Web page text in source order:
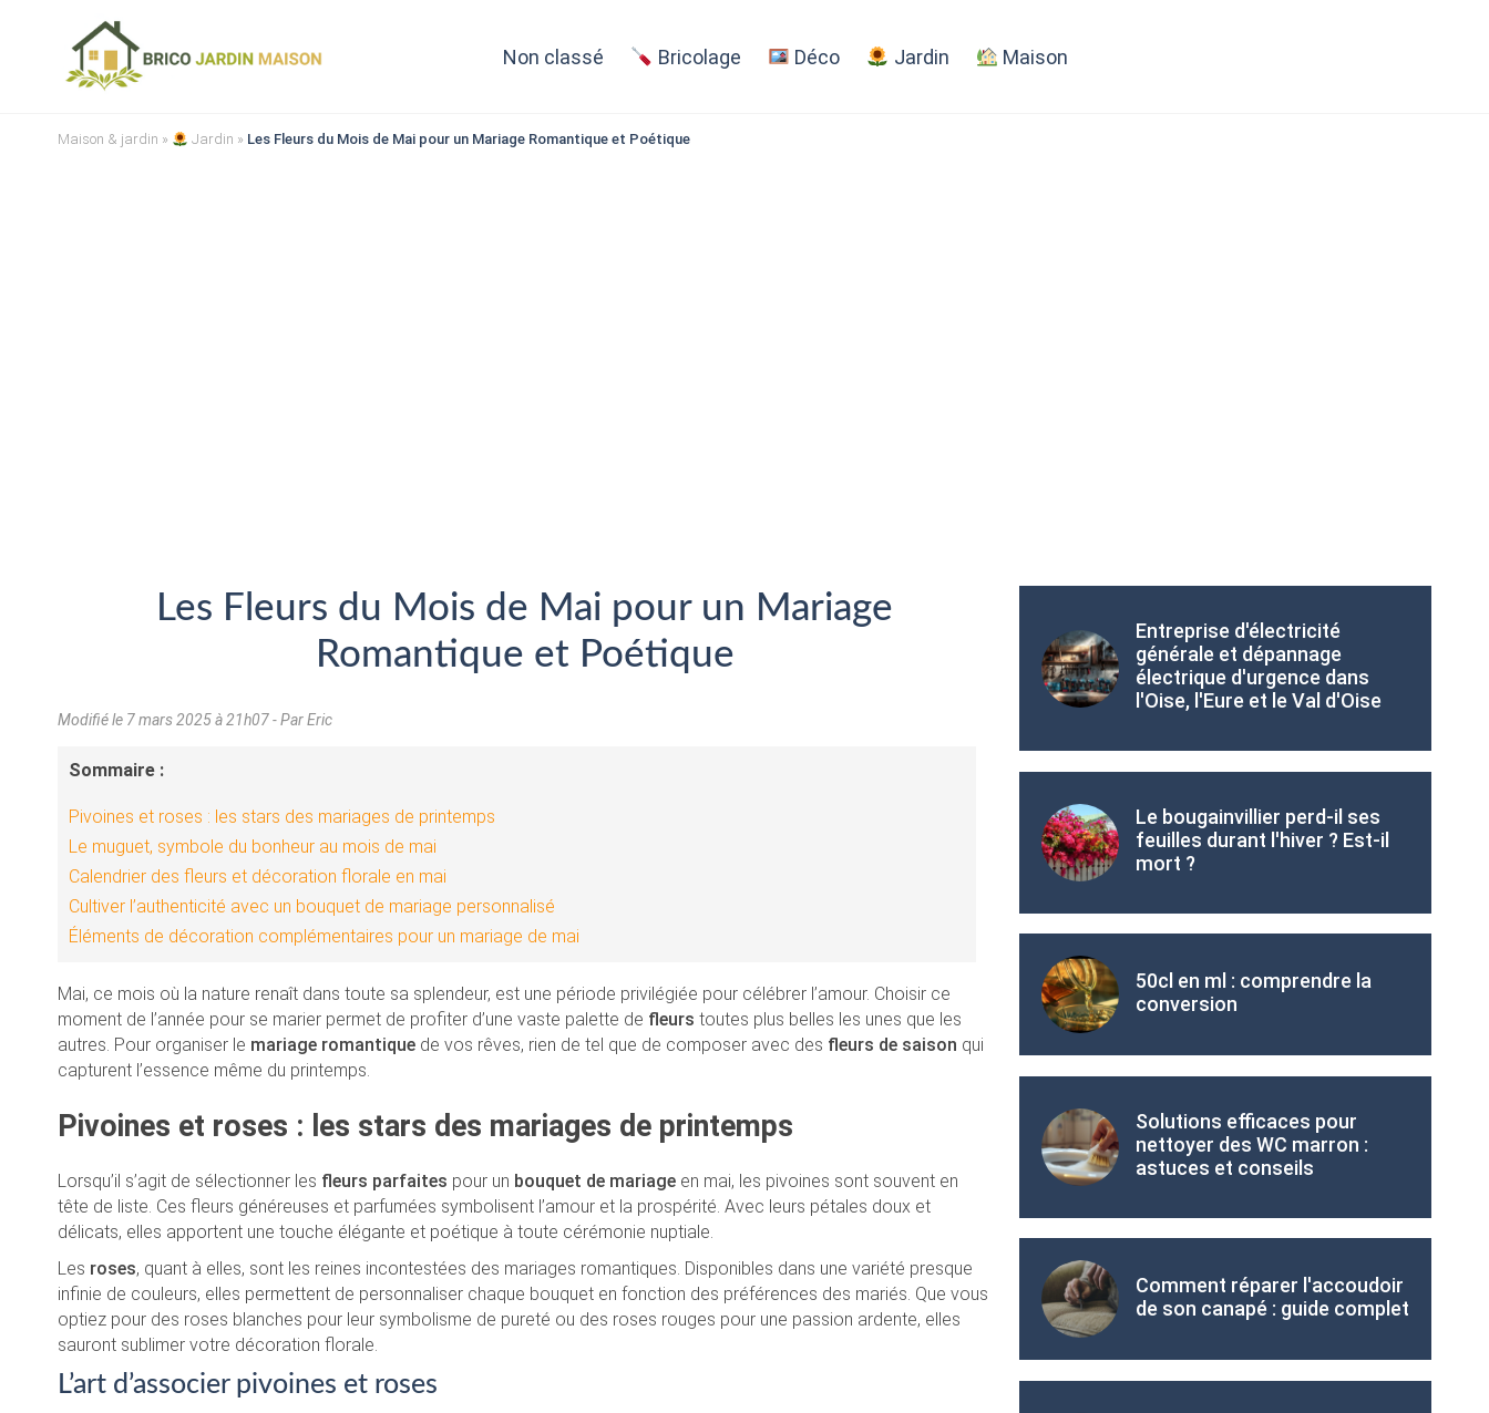
Non classé Bricolage Déco Jardin Maison
Maison & jardin » Jardin » Les Fleurs du Mois de Mai pour un Mariage Romantique et Poétique
Les Fleurs du Mois de Mai pour un Mariage
Romantique et Poétique
Modifié le 7 mars 2025 à 21h07- Par Eric
Sommaire :
Pivoines et roses : les stars des mariages de printemps
Le muguet, symbole du bonheur au mois de mai
Calendrier des fleurs et décoration florale en mai
Cultiver l’authenticité avec un bouquet de mariage personnalisé
Éléments de décoration complémentaires pour un mariage de mai
Mai, ce mois où la nature renaît dans toute sa splendeur, est une période privilégiée pour célébrer l’amour. Choisir ce
moment de l’année pour se marier permet de profiter d’une vaste palette de fleurs toutes plus belles les unes que les
autres. Pour organiser le mariage romantique de vos rêves, rien de tel que de composer avec des fleurs de saison qui
capturent l’essence même du printemps.
Pivoines et roses : les stars des mariages de printemps
Lorsqu’il s’agit de sélectionner les fleurs parfaites pour un bouquet de mariage en mai, les pivoines sont souvent en
tête de liste. Ces fleurs généreuses et parfumées symbolisent l’amour et la prospérité. Avec leurs pétales doux et
délicats, elles apportent une touche élégante et poétique à toute cérémonie nuptiale.
Les roses, quant à elles, sont les reines incontestées des mariages romantiques. Disponibles dans une variété presque
infinie de couleurs, elles permettent de personnaliser chaque bouquet en fonction des préférences des mariés. Que vous
optiez pour des roses blanches pour leur symbolisme de pureté ou des roses rouges pour une passion ardente, elles
sauront sublimer votre décoration florale.
L’art d’associer pivoines et roses
Entreprise d'électricité
générale et dépannage
électrique d'urgence dans
l'Oise, l'Eure et le Val d'Oise
Le bougainvillier perd-il ses
feuilles durant l'hiver ? Est-il
mort ?
50cl en ml : comprendre la
conversion
Solutions efficaces pour
nettoyer des WC marron :
astuces et conseils
Comment réparer l'accoudoir
de son canapé : guide complet